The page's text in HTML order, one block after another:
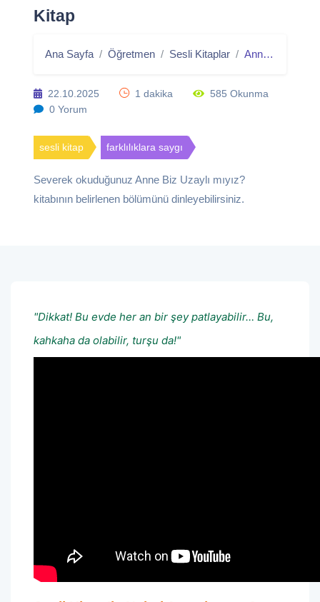
Kitap
Ana Sayfa Öğretmen Sesli Kitaplar Anne Biz Uzaylı mıyız? - Sesli Kitap
22.10.2025 1 dakika
585 Okunma
0 Yorum
sesli kitap farklılıklara saygı
Severek okuduğunuz Anne Biz Uzaylı mıyız?
kitabının belirlenen bölümünü dinleyebilirsiniz.
"Dikkat! Bu evde her an bir şey patlayabilir… Bu,
kahkaha da olabilir, turşu da!"